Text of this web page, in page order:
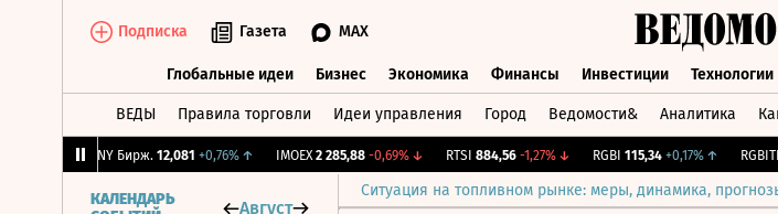
Подписка Газета MAX
Глобальные идеи Бизнес Экономика Финансы Инвестиции Технологии
ВЕДЫ Правила торговли Идеи управления Город Ведомости& Аналитика
CNY Бирж. 12,081 +0,76%↑ IMOEX 2 285,88 -0,69%↓ RTSI 884,56 -1,27%↓ RGBI 115,34 +0,17%↑ RGBITR
Ситуация на топливном рынке: меры, динамика,
КАЛЕНДАРЬ
Август